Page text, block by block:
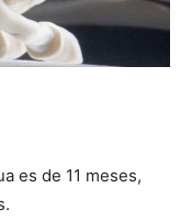
es de 11 meses,